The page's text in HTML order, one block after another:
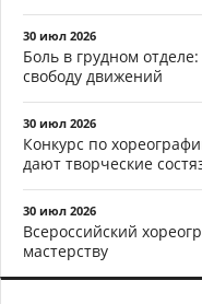
30 июл 2026
Боль в грудном
свободу движений
30 июл 2026
Конкурс по
дают творческие
30 июл 2026
Всероссийский
мастерству